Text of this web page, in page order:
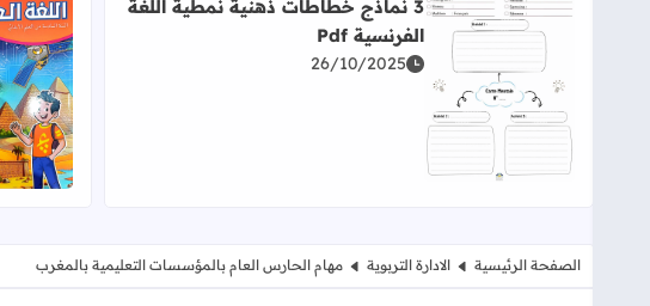
اقرأ المزيد عن 3 نماذج خطاطات ذهنية نمطية اللغة الفرنسية Pdf
3 نماذج خطاطات ذهنية نمطية اللغة
الفرنسية Pdf
26/10/2025
الصفحة الرئيسية الادارة التربوية مهام الحارس العام بالمؤسسات التعليمية بالمغرب